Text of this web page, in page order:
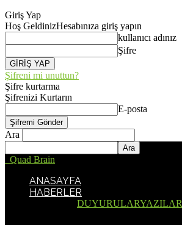
Giriş Yap
Hoş GeldinizHesabınıza giriş yapın
kullanıcı adınız
Şifre
Şifreni mi unuttun?
Şifre kurtarma
Şifrenizi Kurtarın
E-posta
Ara
Quad Brain
ANASAYFA
HABERLER
DUYURULARYAZILAR